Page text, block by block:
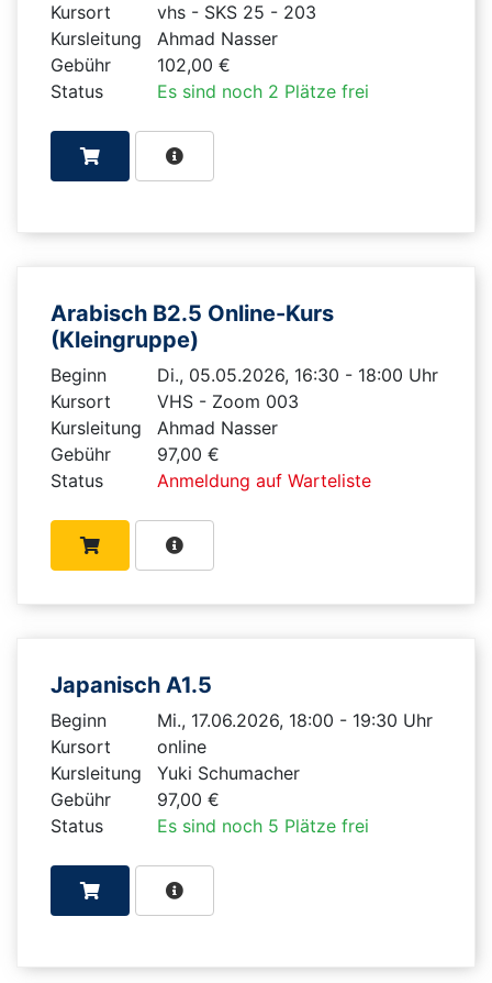
Kursort
vhs - SKS 25 - 203
Kursleitung
Ahmad Nasser
Gebühr
102,00 €
Status
Es sind noch 2 Plätze frei
Arabisch B2.5 Online-Kurs
(Kleingruppe)
Beginn
Di., 05.05.2026, 16:30 - 18:00 Uhr
Kursort
VHS - Zoom 003
Kursleitung
Ahmad Nasser
Gebühr
97,00 €
Status
Anmeldung auf Warteliste
Japanisch A1.5
Beginn
Mi., 17.06.2026, 18:00 - 19:30 Uhr
Kursort
online
Kursleitung
Yuki Schumacher
Gebühr
97,00 €
Status
Es sind noch 5 Plätze frei